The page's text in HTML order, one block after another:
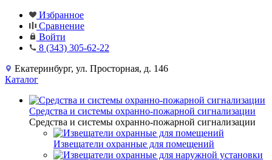
Избранное
Сравнение
Войти
8 (343) 305-62-22
Екатеринбург, ул. Просторная, д. 146
Каталог
Средства и системы охранно-пожарной сигнализации
Средства и системы охранно-пожарной сигнализации
Извещатели охранные для помещений